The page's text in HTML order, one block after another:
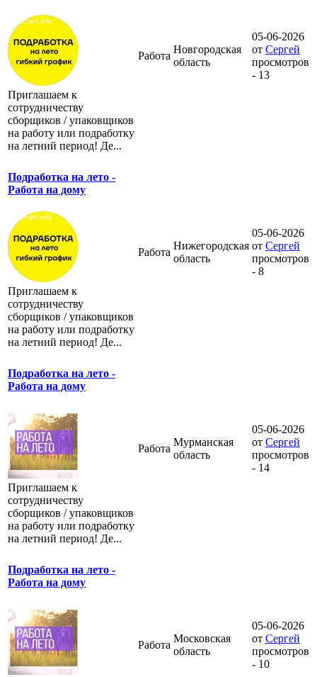
Приглашаем к
сотрудничеству
сборщиков / упаковщиков
на работу или подработку
на летний период! Де...
Работа
Новгородская
область
05-06-2026
от Сергей
просмотров
- 13
Подработка на лето -
Работа на дому
Приглашаем к
сотрудничеству
сборщиков / упаковщиков
на работу или подработку
на летний период! Де...
Работа
Нижегородская
область
05-06-2026
от Сергей
просмотров
- 8
Подработка на лето -
Работа на дому
Приглашаем к
сотрудничеству
сборщиков / упаковщиков
на работу или подработку
на летний период! Де...
Работа
Мурманская
область
05-06-2026
от Сергей
просмотров
- 14
Подработка на лето -
Работа на дому
Работа
Московская
область
05-06-2026
от Сергей
просмотров
- 10